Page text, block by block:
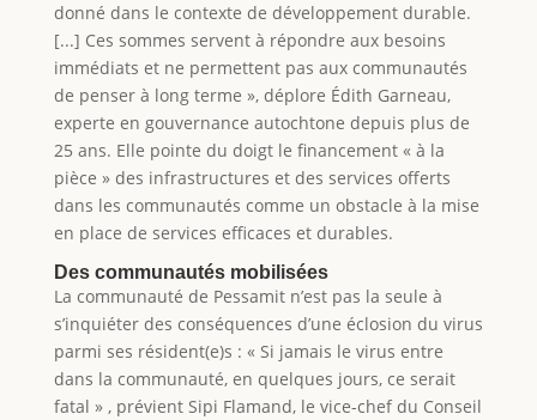
donné dans le contexte de développement durable.
[...] Ces sommes servent à répondre aux besoins
immédiats et ne permettent pas aux communautés
de penser à long terme », déplore Édith Garneau,
experte en gouvernance autochtone depuis plus de
25 ans. Elle pointe du doigt le financement « à la
pièce » des infrastructures et des services offerts
dans les communautés comme un obstacle à la mise
en place de services efficaces et durables.
Des communautés mobilisées
La communauté de Pessamit n’est pas la seule à
s’inquiéter des conséquences d’une éclosion du virus
parmi ses résident(e)s : « Si jamais le virus entre
dans la communauté, en quelques jours, ce serait
fatal » , prévient Sipi Flamand, le vice-chef du Conseil